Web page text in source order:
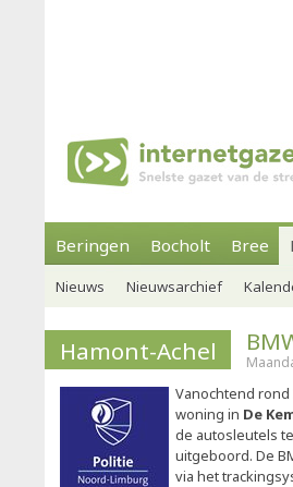
Beringen Bocholt Bree
Nieuws Nieuwsarchief
Hamont-Achel
Vanochtend rond
woning in De
de autosleutels
uitgeboord. De
via het